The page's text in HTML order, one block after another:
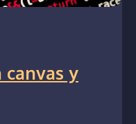
canvas y